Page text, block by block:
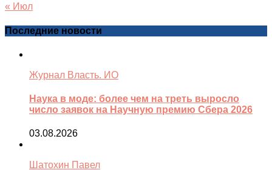
« Июл
Последние новости
Журнал Власть. ИО
Наука в моде: более чем на треть выросло
число заявок на Научную премию Сбера 2026
03.08.2026
Шатохин Павел